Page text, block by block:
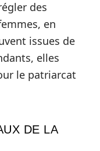
des
en
issues de
elles
le patriarcat
DE LA